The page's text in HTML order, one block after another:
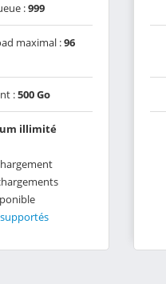
:999
maximal :96
:500 Go
illimité